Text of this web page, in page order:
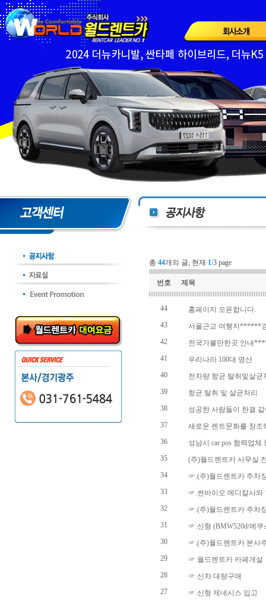
총 44개의 글, 현재 1/3 page
번호 제목
44
홈페이지 오픈합니다.
43
서울근교 여행지******
42
전국가볼만한곳 안내
41
우리나라 100대 명산
40
전차량 항균 탈취및살균
39
항균.탈취 및 살균처리
38
성공한 사람들이 한결
37
새로운 렌트문화를 창조
36
성남시 car pos 협력업체
35
(주)월드렌트카 사무실
34
☞.(주)월드렌트카 주차
33
☞.썬바이오 메디칼사와
32
☞.(주)월드렌트카 주차
31
☞.신형 (BMW520d/에쿠
30
☞.(주)월드렌트카 본사
29
☞.월드렌트카 카페개설
28
☞.신차 대량구매
27
☞.신형 제네시스 입고